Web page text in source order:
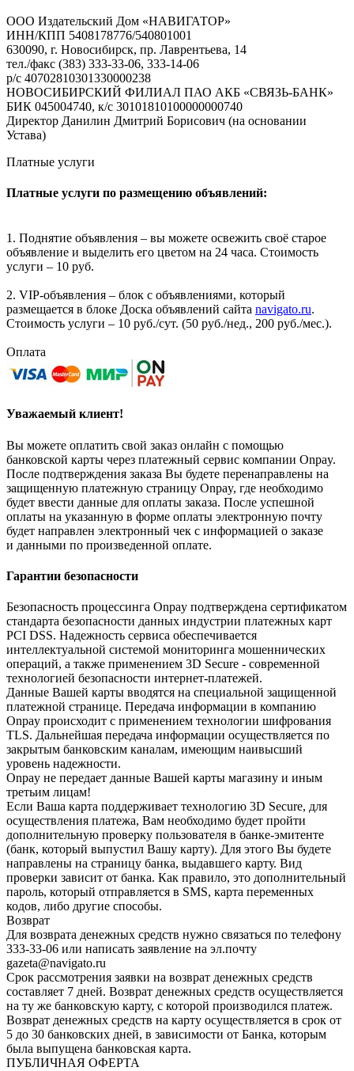
ООО Издательский Дом «НАВИГАТОР»
ИНН/КПП 5408178776/540801001
630090, г. Новосибирск, пр. Лаврентьева, 14
тел./факс (383) 333-33-06, 333-14-06
р/с 40702810301330000238
НОВОСИБИРСКИЙ ФИЛИАЛ ПАО АКБ «СВЯЗЬ-БАНК»
БИК 045004740, к/с 30101810100000000740
Директор Данилин Дмитрий Борисович (на основании
Устава)
Платные услуги
Платные услуги по размещению объявлений:
1. Поднятие объявления – вы можете освежить своё старое
объявление и выделить его цветом на 24 часа. Стоимость
услуги – 10 руб.
2. VIP-объявления – блок с объявлениями, который
размещается в блоке Доска объявлений сайта navigato.ru.
Стоимость услуги – 10 руб./сут. (50 руб./нед., 200 руб./мес.).
Оплата
Уважаемый клиент!
Вы можете оплатить свой заказ онлайн с помощью
банковской карты через платежный сервис компании Onpay.
После подтверждения заказа Вы будете перенаправлены на
защищенную платежную страницу Onpay, где необходимо
будет ввести данные для оплаты заказа. После успешной
оплаты на указанную в форме оплаты электронную почту
будет направлен электронный чек с информацией о заказе
и данными по произведенной оплате.
Гарантии безопасности
Безопасность процессинга Onpay подтверждена сертификатом
стандарта безопасности данных индустрии платежных карт
PCI DSS. Надежность сервиса обеспечивается
интеллектуальной системой мониторинга мошеннических
операций, а также применением 3D Secure - современной
технологией безопасности интернет-платежей.
Данные Вашей карты вводятся на специальной защищенной
платежной странице. Передача информации в компанию
Onpay происходит с применением технологии шифрования
TLS. Дальнейшая передача информации осуществляется по
закрытым банковским каналам, имеющим наивысший
уровень надежности.
Onpay не передает данные Вашей карты магазину и иным
третьим лицам!
Если Ваша карта поддерживает технологию 3D Secure, для
осуществления платежа, Вам необходимо будет пройти
дополнительную проверку пользователя в банке-эмитенте
(банк, который выпустил Вашу карту). Для этого Вы будете
направлены на страницу банка, выдавшего карту. Вид
проверки зависит от банка. Как правило, это дополнительный
пароль, который отправляется в SMS, карта переменных
кодов, либо другие способы.
Возврат
Для возврата денежных средств нужно связаться по телефону
333-33-06 или написать заявление на эл.почту
gazeta@navigato.ru
Срок рассмотрения заявки на возврат денежных средств
составляет 7 дней. Возврат денежных средств осуществляется
на ту же банковскую карту, с которой производился платеж.
Возврат денежных средств на карту осуществляется в срок от
5 до 30 банковских дней, в зависимости от Банка, которым
была выпущена банковская карта.
ПУБЛИЧНАЯ ОФЕРТА